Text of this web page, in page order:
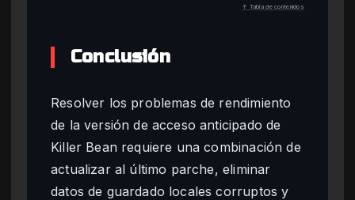
↑ Tabla de contenidos
Conclusión
Resolver los problemas de rendimiento
de la versión de acceso anticipado de
Killer Bean requiere una combinación de
actualizar al último parche, eliminar
datos de guardado locales corruptos y